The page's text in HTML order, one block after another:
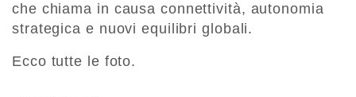
che chiama in causa connettività, autonomia
strategica e nuovi equilibri globali.
Ecco tutte le foto.